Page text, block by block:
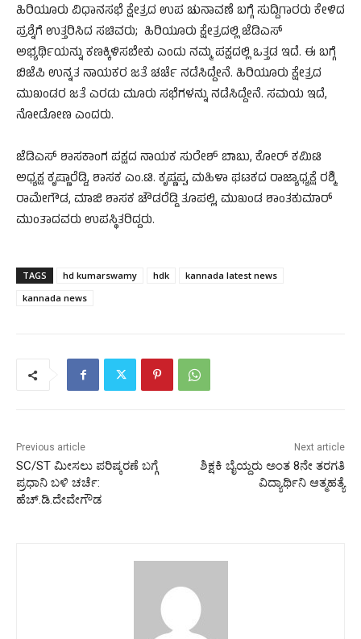
ಹಿರಿಯೂರು ವಿಧಾನಸಭೆ ಕ್ಷೇತ್ರದ ಉಪ ಚುನಾವಣೆ ಬಗ್ಗೆ ಸುದ್ದಿಗಾರರು ಕೇಳಿದ
ಪ್ರಶ್ನೆಗೆ ಉತ್ತರಿಸಿದ ಸಚಿವರು; ಹಿರಿಯೂರು ಕ್ಷೇತ್ರದಲ್ಲಿ ಜೆಡಿಎಸ್
ಅಭ್ಯರ್ಥಿಯನ್ನು ಕಣಕ್ಕಿಳಿಸಬೇಕು ಎಂದು ನಮ್ಮ ಪಕ್ಷದಲ್ಲಿ ಒತ್ತಡ ಇದೆ. ಈ ಬಗ್ಗೆ
ಬಿಜೆಪಿ ಉನ್ನತ ನಾಯಕರ ಜತೆ ಚರ್ಚೆ ನಡೆಸಿದ್ದೇನೆ. ಹಿರಿಯೂರು ಕ್ಷೇತ್ರದ
ಮುಖಂಡರ ಜತೆ ಎರಡು ಮೂರು ಸಭೆಗಳನ್ನು ನಡೆಸಿದ್ದೇನೆ. ಸಮಯ ಇದೆ,
ನೋಡೋಣ ಎಂದರು.
ಜೆಡಿಎಸ್ ಶಾಸಕಾಂಗ ಪಕ್ಷದ ನಾಯಕ ಸುರೇಶ್ ಬಾಬು, ಕೋರ್ ಕಮಿಟಿ
ಅಧ್ಯಕ್ಷ ಕೃಷ್ಣಾರೆಡ್ಡಿ, ಶಾಸಕ ಎಂ.ಟಿ. ಕೃಷ್ಣಪ್ಪ, ಮಹಿಳಾ ಘಟಕದ ರಾಜ್ಯಾಧ್ಯಕ್ಷೆ ರಶ್ಮಿ
ರಾಮೇಗೌಡ, ಮಾಜಿ ಶಾಸಕ ಚೌಡರೆಡ್ಡಿ ತೂಪಲ್ಲಿ, ಮುಖಂಡ ಶಾಂತಕುಮಾರ್
ಮುಂತಾದವರು ಉಪಸ್ಥಿತರಿದ್ದರು.
TAGS hd kumarswamy hdk
kannada latest news
kannada news
Previous article
SC/ST ಮೀಸಲು ಪರಿಷ್ಕರಣೆ ಬಗ್ಗೆ
ಪ್ರಧಾನಿ ಬಳಿ ಚರ್ಚೆ:
ಹೆಚ್.ಡಿ.ದೇವೇಗೌಡ
Next article
ಶಿಕ್ಷಕಿ ಬೈಯ್ದರು ಅಂತ 8ನೇ ತರಗತಿ
ವಿದ್ಯಾರ್ಥಿನಿ ಆತ್ಮಹತ್ಯೆ